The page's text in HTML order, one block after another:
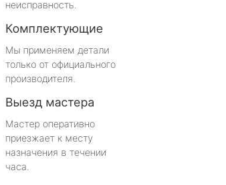
неисправность.
Комплектующие
Мы применяем детали
только от официального
производителя.
Выезд мастера
Мастер оперативно
приезжает к месту
назначения в течении
часа.